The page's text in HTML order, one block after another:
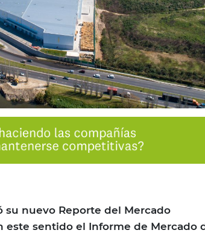
nuevo Reporte del Mercado
este sentido el Informe de Mercado